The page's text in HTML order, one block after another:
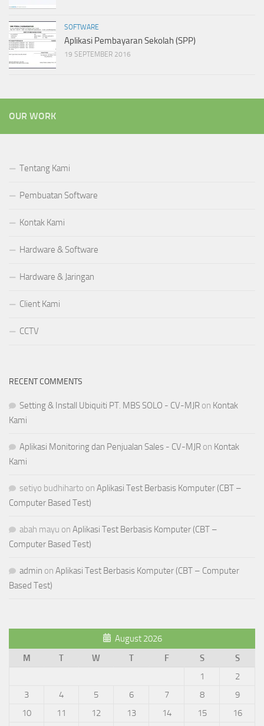
SOFTWARE
Aplikasi Pembayaran Sekolah (SPP)
19 SEPTEMBER 2016
OUR WORK
Tentang Kami
Pembuatan Software
Kontak Kami
Hardware & Software
Hardware & Jaringan
Client Kami
CCTV
RECENT COMMENTS
Setting & Install Ubiquiti PT. MBS SOLO - CV-MJR on Kontak
Kami
Aplikasi Monitoring dan Penjualan Sales - CV-MJR on Kontak
Kami
setiyo budhiharto on Aplikasi Test Berbasis Komputer (CBT –
Computer Based Test)
abah mayu on Aplikasi Test Berbasis Komputer (CBT –
Computer Based Test)
admin on Aplikasi Test Berbasis Komputer (CBT – Computer
Based Test)
August 2026
M
T W T F S
S
1
2
3
4 5 6 7 8
9
10
11 12 13 14 15 16